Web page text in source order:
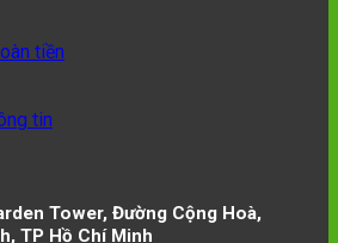
tiền
tin
Tower, Đường Cộng Hoà,
TP Hồ Chí Minh